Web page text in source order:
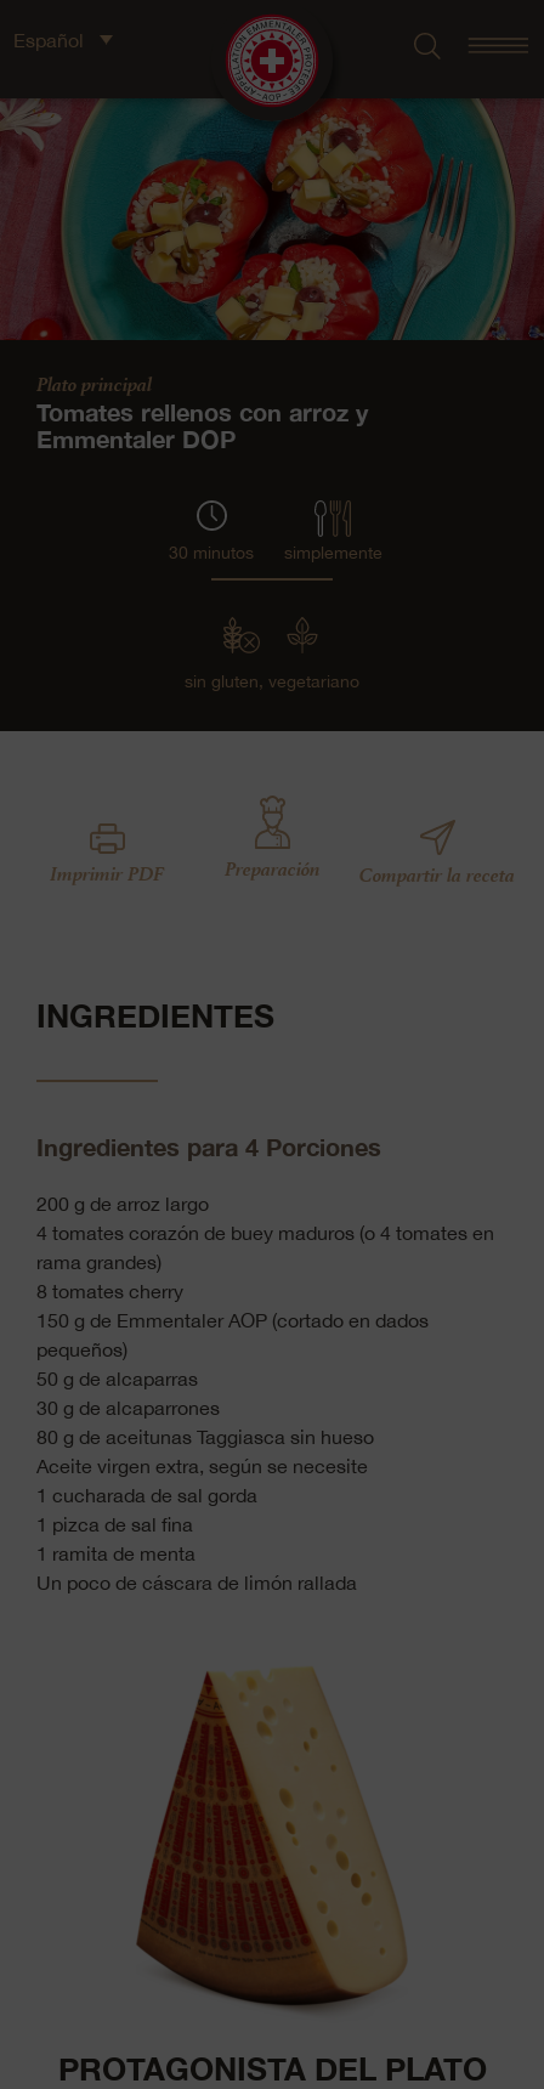
Español
Plato principal
Tomates rellenos con arroz y
Emmentaler DOP
30 minutos simplemente
sin gluten, vegetariano
Imprimir PDF Preparación Compartir la receta
INGREDIENTES
Ingredientes para 4 Porciones
200 g de arroz largo
4 tomates corazón de buey maduros (o 4 tomates en
rama grandes)
8 tomates cherry
150 g de Emmentaler AOP (cortado en dados
pequeños)
50 g de alcaparras
30 g de alcaparrones
80 g de aceitunas Taggiasca sin hueso
Aceite virgen extra, según se necesite
1 cucharada de sal gorda
1 pizca de sal fina
1 ramita de menta
Un poco de cáscara de limón rallada
PROTAGONISTA DEL PLATO